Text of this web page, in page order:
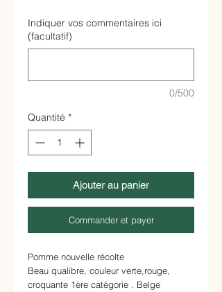
Indiquer vos commentaires ici
(facultatif)
0/500
Quantité *
Ajouter au panier
Commander et payer
Pomme nouvelle récolte
Beau qualibre, couleur verte,rouge,
croquante 1ère catégorie . Belge